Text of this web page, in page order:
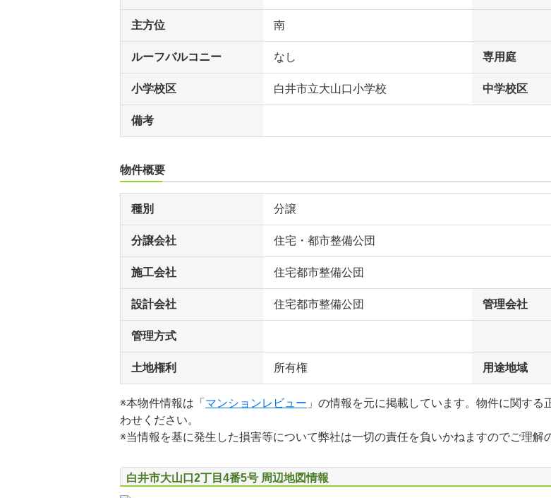
主方位 南
ルーフバルコニー なし 専用庭
小学校区 白井市立大山口小学校 中学校区
備考
物件概要
種別 分譲
分譲会社 住宅・都市整備公団
施工会社 住宅都市整備公団
設計会社 住宅都市整備公団 管理会社
管理方式
土地権利 所有権 用途地域
※本物件情報は「 マンションレビュー 」の情報を元に掲載しています。物件に関す
わせください。
※当情報を基に発生した損害等について弊社は一切の責任を負いかねますのでご理解
白井市大山口2丁目4番5号 周辺地図情報